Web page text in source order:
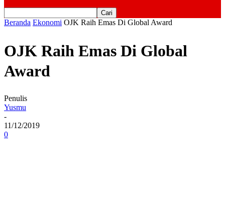
Beranda Ekonomi OJK Raih Emas Di Global Award
OJK Raih Emas Di Global
Award
Penulis
Yusmu
-
11/12/2019
0